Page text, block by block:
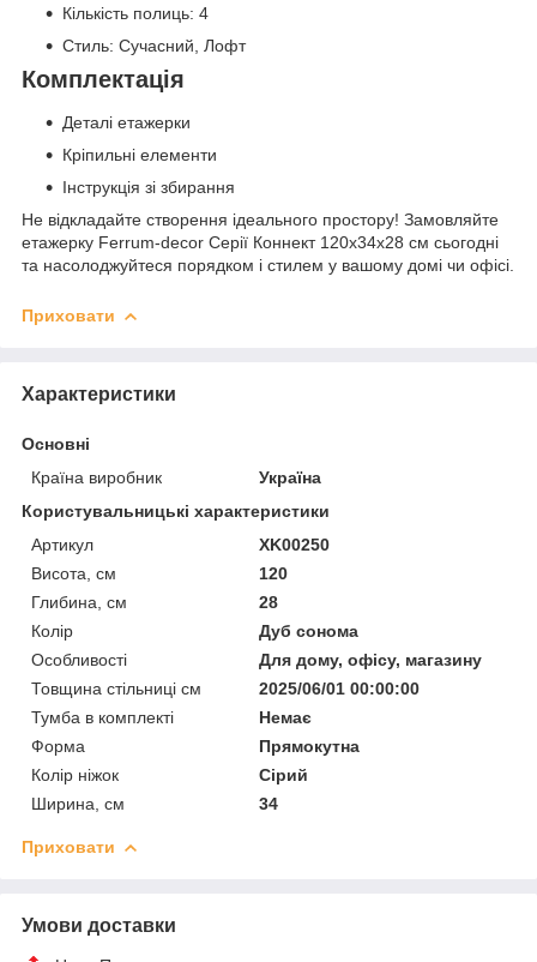
Кількість полиць: 4
Стиль: Сучасний, Лофт
Комплектація
Деталі етажерки
Кріпильні елементи
Інструкція зі збирання
Не відкладайте створення ідеального простору! Замовляйте
етажерку Ferrum-decor Серії Коннект 120x34x28 см сьогодні
та насолоджуйтеся порядком і стилем у вашому домі чи офісі.
Приховати
Характеристики
Основні
Країна виробник
Україна
Користувальницькі характеристики
Артикул
XK00250
Висота, см
120
Глибина, см
28
Колір
Дуб сонома
Особливості
Для дому, офісу, магазину
Товщина стільниці см
2025/06/01 00:00:00
Тумба в комплекті
Немає
Форма
Прямокутна
Колір ніжок
Сірий
Ширина, см
34
Приховати
Умови доставки